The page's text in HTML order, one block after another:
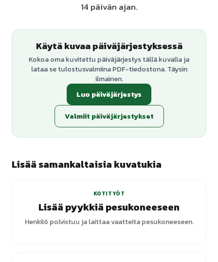
14 päivän ajan.
Käytä kuvaa päiväjärjestyksessä
Kokoa oma kuvitettu päiväjärjestys tällä kuvalla ja
lataa se tulostusvalmiina PDF-tiedostona. Täysin
ilmainen.
Luo päiväjärjestys
Valmiit päiväjärjestykset
Lisää samankaltaisia kuvatukia
KOTITYÖT
Lisää pyykkiä pesukoneeseen
Henkilö polvistuu ja laittaa vaatteita pesukoneeseen.